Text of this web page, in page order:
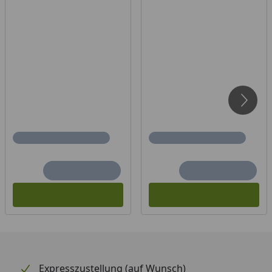
Ausführung der beliebten Spirit Serie lässt sich Farbe
und Optimismus in den Alltag bringen. Durch das
klare aber auffallende Design werden deine Pink
Spirit Messer ein echter Hingucker. Wir gehen mit
offenen Augen durch die Welt und lassen uns durch
wieder zu neuen Ideen inspirieren. Pink Spirit vereint
Expresszustellung (auf Wunsch)